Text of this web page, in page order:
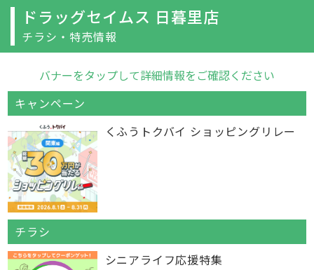
ドラッグセイムス 日暮里店
チラシ・特売情報
バナーをタップして詳細情報をご確認ください
キャンペーン
くふうトクバイ ショッピングリレー
チラシ
シニアライフ応援特集